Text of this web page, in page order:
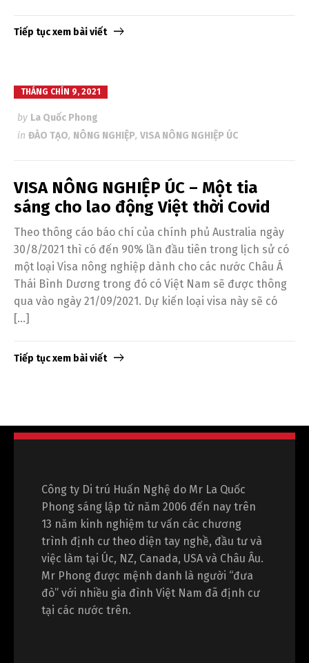
Tiếp tục xem bài viết
THÁNG CHÍN 9, 2021
by La Quốc Phong
in ĐÀO TẠO, NÔNG NGHIỆP, VISA NÔNG NGHIỆP ÚC
VISA NÔNG NGHIỆP ÚC – Một tia
sáng cho lao động Việt thời Covid
Theo thông cáo báo chí của chính phủ Australia ngày
30/8/2021 thì có đến 90% lần đầu tiên trong lịch sử có
một loại Visa nông nghiệp dành cho các nước Châu Á
Thái Bình Dương trong đó có Việt Nam sẽ được thông
qua vào ngày 21/09/2021. Dự kiến loại visa này sẽ có
[…]
Tiếp tục xem bài viết
Công ty Di trú Huấn Nghệ do Mr La Quốc
Phong sáng lập từ năm 2006 đến nay trên
13 năm kinh nghiệm tư vấn các chương
trình định cư theo diện tay nghề, đầu tư và
việc làm tại Úc, NZ, Canada, USA và Châu Âu.
Mr Phong được mệnh danh là người “đưa
đò” với nhiều gia đình Việt Nam đã định cư
tại các nước trên.